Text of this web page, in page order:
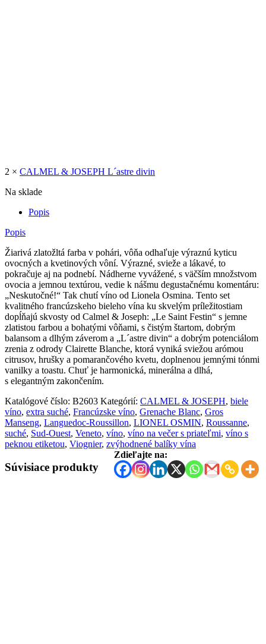
2 × CALMEL & JOSEPH L´astre divin
Na sklade
Popis
Popis
Žiarivá zlatožltá farba v pohári, vôňa odhaľuje výraznú kyticu
ovocných a kvetinových vôní. Výrazné, svieže a lákavé, to
pokračuje aj na podnebí. Nádherne vyvážené, s väčším množstvom
ovocia a jemnou textúrou, vedie k nášmu degustačnému komentáru:
„Neskutočné!“ Tak chutí víno od Lionela Osmina. Tento set
kvalitného francúzskeho bieleho vína ku skvelým príležitostiam
dopĺňajú skvosty od Calmel & Joseph: „Le Saint Festin“ s jemne
zlatistou farbou a bohatými vôňami, s čistým štartom, dobrým
balansom a dlhým záverom a „L´astre divin“ a dobrým potenciálom
zrenia z odrody Clairette Blanche, ktorá vyniká sviežou arómou
citrusov, hrušky a pomarančového kvetu, doplnenou jemnými tónmi
vanilky a toastu. Chuť je harmonická, minerálna a dlhá,
s elegantným zakončením.
Katalógové číslo: B2603 Kategórií: CALMEL & JOSEPH, biele
víno, extra suché, Francúzske víno, Grenache Blanc, Gros
Manseng, Languedoc-Roussillon, LIONEL OSMIN, Roussanne,
suché, Sud-Ouest, Veneto, víno, víno na večer s priateľmi, víno s
peknou etiketou, Viognier, zvýhodnené balíky vína
Zdieľajte na:
Súvisiace produkty